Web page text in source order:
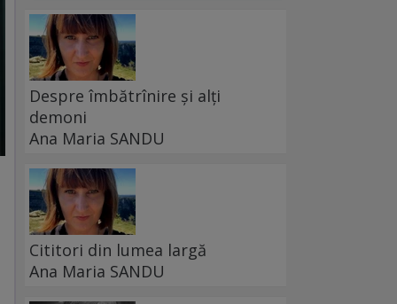
Despre îmbătrînire și alți
demoni
Ana Maria SANDU
Cititori din lumea largă
Ana Maria SANDU